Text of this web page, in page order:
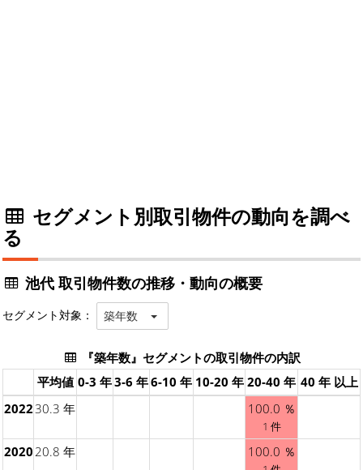
セグメント別取引物件の動向を調べ
る
池代 取引物件数の推移・動向の概要
セグメント対象： 築年数
『築年数』セグメントの取引物件の内訳
平均値 0-3 年3-6 年6-10 年 10-20 年 20-40 年 40 年 以上
202230.3 年 100.0 ％
1 件
202020.8 年 100.0 ％